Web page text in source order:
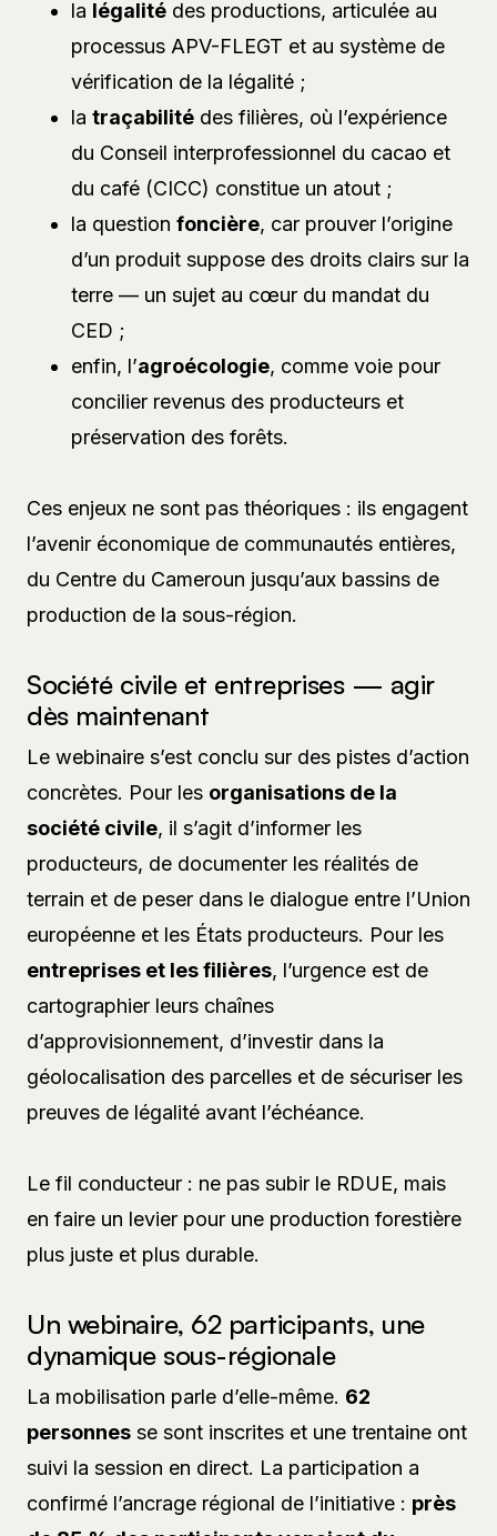
la légalité des productions, articulée au
processus APV-FLEGT et au système de
vérification de la légalité ;
la traçabilité des filières, où l’expérience
du Conseil interprofessionnel du cacao et
du café (CICC) constitue un atout ;
la question foncière, car prouver l’origine
d’un produit suppose des droits clairs sur la
terre — un sujet au cœur du mandat du
CED ;
enfin, l’agroécologie, comme voie pour
concilier revenus des producteurs et
préservation des forêts.
Ces enjeux ne sont pas théoriques : ils engagent
l’avenir économique de communautés entières,
du Centre du Cameroun jusqu’aux bassins de
production de la sous-région.
Société civile et entreprises — agir
dès maintenant
Le webinaire s’est conclu sur des pistes d’action
concrètes. Pour les organisations de la
société civile, il s’agit d’informer les
producteurs, de documenter les réalités de
terrain et de peser dans le dialogue entre l’Union
européenne et les États producteurs. Pour les
entreprises et les filières, l’urgence est de
cartographier leurs chaînes
d’approvisionnement, d’investir dans la
géolocalisation des parcelles et de sécuriser les
preuves de légalité avant l’échéance.
Le fil conducteur : ne pas subir le RDUE, mais
en faire un levier pour une production forestière
plus juste et plus durable.
Un webinaire, 62 participants, une
dynamique sous-régionale
La mobilisation parle d’elle-même. 62
personnes se sont inscrites et une trentaine ont
suivi la session en direct. La participation a
confirmé l’ancrage régional de l’initiative : près